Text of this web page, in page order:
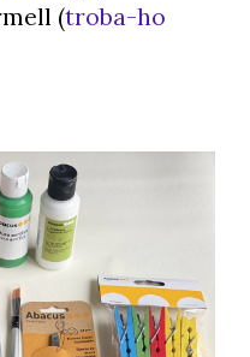
(troba-ho